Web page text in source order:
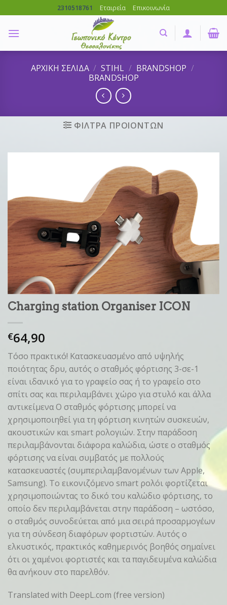
to
content
2310518761 Εταιρεία Επικοινωνία
ΑΡΧΙΚΗ ΣΕΛΙΔΑ / STIHL / BRANDSHOP /
BRANDSHOP
ΦΙΛΤΡΑ ΠΡΟΙΟΝΤΩΝ
Charging station Organiser ICON
€64,90
Τόσο πρακτικό! Κατασκευασμένο από υψηλής
ποιότητας δρυ, αυτός ο σταθμός φόρτισης 3-σε-1
είναι ιδανικό για το γραφείο σας ή το γραφείο στο
σπίτι σας και περιλαμβάνει χώρο για στυλό και άλλα
αντικείμενα Ο σταθμός φόρτισης μπορεί να
χρησιμοποιηθεί για τη φόρτιση κινητών συσκευών,
ακουστικών και smart ρολογιών. Στην παράδοση
περιλαμβάνονται διάφορα καλώδια, ώστε ο σταθμός
φόρτισης να είναι συμβατός με πολλούς
κατασκευαστές (συμπεριλαμβανομένων των Apple,
Samsung). Το εικονιζόμενο smart ρολόι φορτίζεται
χρησιμοποιώντας το δικό του καλώδιο φόρτισης, το
οποίο δεν περιλαμβάνεται στην παράδοση – ωστόσο,
ο σταθμός συνοδεύεται από μια σειρά προσαρμογέων
για τη σύνδεση διαφόρων φορτιστών. Αυτός ο
ελκυστικός, πρακτικός καθημερινός βοηθός σημαίνει
ότι οι χαμένοι φορτιστές και τα παγιδευμένα καλώδια
θα ανήκουν στο παρελθόν.
Translated with DeepL.com (free version)